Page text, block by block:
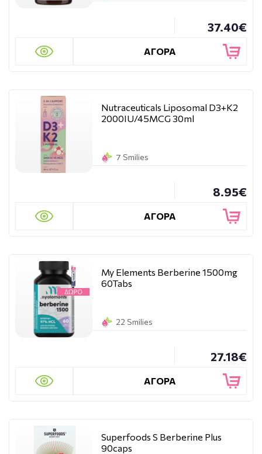
37.40€
ΑΓΟΡΑ
Nutraceuticals Liposomal D3+K2
2000IU/45MCG 30ml
7 Smilies
8.95€
ΑΓΟΡΑ
My Elements Berberine 1500mg
60Tabs
22 Smilies
27.18€
ΑΓΟΡΑ
Superfoods S Berberine Plus
90caps